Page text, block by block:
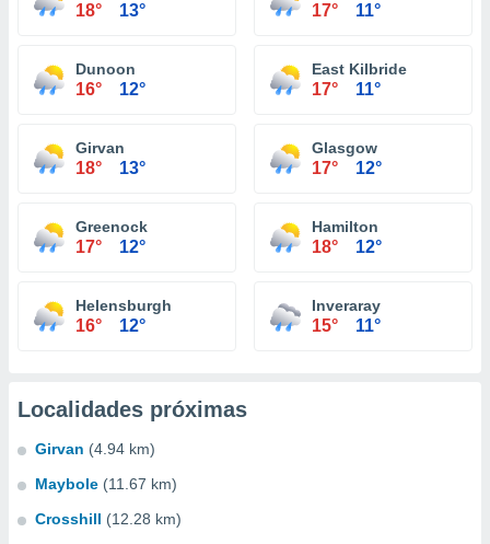
18° 13° 17° 11°
Dunoon
16° 12°
East Kilbride
17° 11°
Girvan
18° 13°
Glasgow
17° 12°
Greenock
17° 12°
Hamilton
18° 12°
Helensburgh
16° 12°
Inveraray
15° 11°
Localidades próximas
Girvan (4.94 km)
Maybole (11.67 km)
Crosshill (12.28 km)